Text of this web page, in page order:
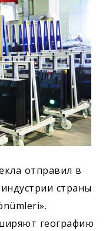
отправил в
страны
географию